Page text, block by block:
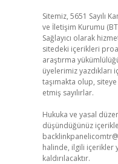
Sitemiz, 5651 Sayılı
ve İletişim Kurumu
Sağlayıcı olarak
sitedeki içerikleri
araştırma
üyelerimiz
taşımakta olup,
etmiş sayılırlar.
Hukuka ve yasal
düşündüğünüz
halinde, ilgili içerikler
kaldırılacaktır.